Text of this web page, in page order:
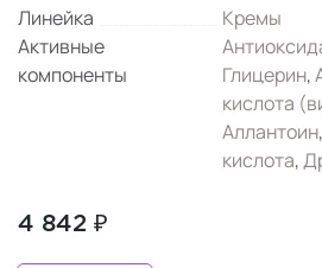
Линейка
Кремы
Активные
компоненты
Глицерин,
кислота
Аллантоин
кислота,
4 842 ₽